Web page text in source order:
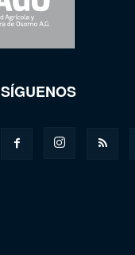
SÍGUENOS